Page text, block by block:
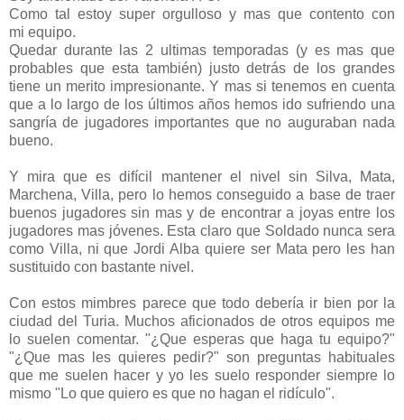
Como tal estoy super orgulloso y mas que contento con
mi equipo.
Quedar durante las 2 ultimas temporadas (y es mas que
probables que esta también) justo detrás de los grandes
tiene un merito impresionante. Y mas si tenemos en cuenta
que a lo largo de los últimos años hemos ido sufriendo una
sangría de jugadores importantes que no auguraban nada
bueno.
Y mira que es difícil mantener el nivel sin Silva, Mata,
Marchena, Villa, pero lo hemos conseguido a base de traer
buenos jugadores sin mas y de encontrar a joyas entre los
jugadores mas jóvenes. Esta claro que Soldado nunca sera
como Villa, ni que Jordi Alba quiere ser Mata pero les han
sustituido con bastante nivel.
Con estos mimbres parece que todo debería ir bien por la
ciudad del Turia. Muchos aficionados de otros equipos me
lo suelen comentar. "¿Que esperas que haga tu equipo?"
"¿Que mas les quieres pedir?" son preguntas habituales
que me suelen hacer y yo les suelo responder siempre lo
mismo "Lo que quiero es que no hagan el ridículo".